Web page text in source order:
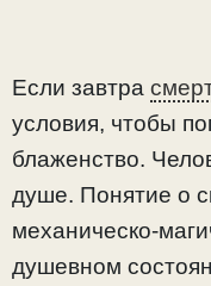
Если завтра
условия, чтобы
блаженство.
душе. Понятие о
механическо-
душевном